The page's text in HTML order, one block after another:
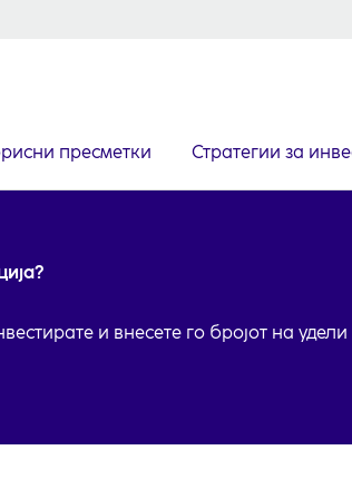
пресметки Стратегии за
и внесете го бројот на